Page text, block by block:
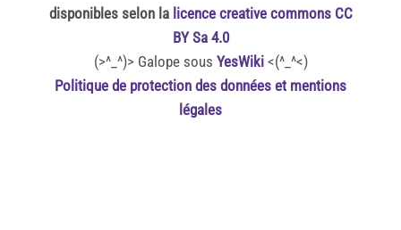
disponibles selon la licence creative commons CC
BY Sa 4.0
(>^_^)> Galope sous YesWiki<(^_^<)
Politique de protection des données et mentions
légales